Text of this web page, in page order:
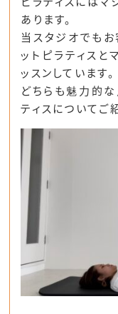
あります。
当スタジオでも
ットピラティスと
ッスンしています。
どちらも魅力的な
ティスについてご